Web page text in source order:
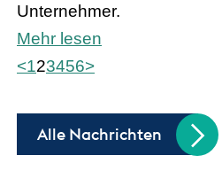
Unternehmer.
Mehr lesen
<123456>
Alle Nachrichten